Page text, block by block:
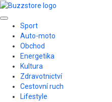
Skip
content
Primary
Menu
Sport
Auto-moto
Obchod
Energetika
Kultura
Zdravotnictví
Cestovní ruch
Lifestyle